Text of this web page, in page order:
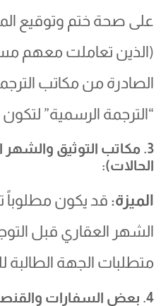
على صحة ختم وتوقيع
(الذين تعاملت معهم
الصادرة من مكاتب
“الترجمة الرسمية” لتكون
3. مكاتب التوثيق
الحالات):
الميزة:قد يكون مطلوباً
الشهر العقاري قبل
متطلبات الجهة الطالبة
4. بعض السفارات والقنصليات: